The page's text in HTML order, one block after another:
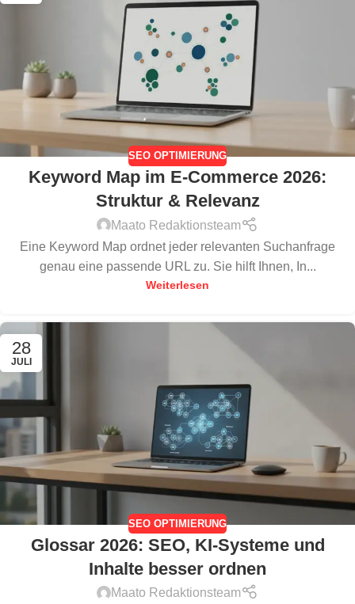
SEO OPTIMIERUNG
Keyword Map im E-Commerce 2026:
Struktur & Relevanz
Maato Redaktionsteam
Eine Keyword Map ordnet jeder relevanten Suchanfrage
genau eine passende URL zu. Sie hilft Ihnen, In...
Weiterlesen
28
JULI
SEO OPTIMIERUNG
Glossar 2026: SEO, KI-Systeme und
Inhalte besser ordnen
Maato Redaktionsteam